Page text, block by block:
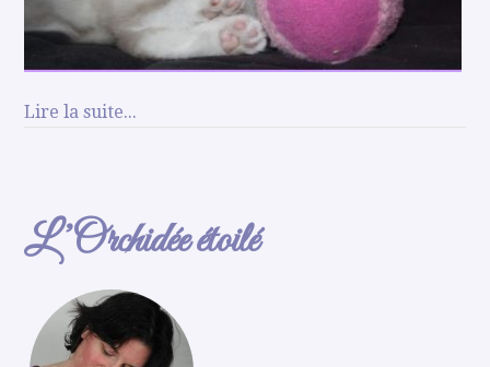
Lire la suite...
L’Orchidée étoilé